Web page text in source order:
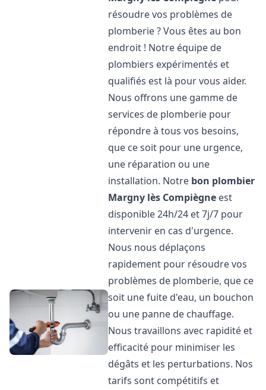
résoudre vos problèmes de
plomberie ? Vous êtes au bon
endroit ! Notre équipe de
plombiers expérimentés et
qualifiés est là pour vous aider.
Nous offrons une gamme de
services de plomberie pour
répondre à tous vos besoins,
que ce soit pour une urgence,
une réparation ou une
installation. Notre bon plombier
Margny lès Compiègne est
disponible 24h/24 et 7j/7 pour
intervenir en cas d'urgence.
Nous nous déplaçons
rapidement pour résoudre vos
problèmes de plomberie, que ce
soit une fuite d'eau, un bouchon
ou une panne de chauffage.
Nous travaillons avec rapidité et
efficacité pour minimiser les
dégâts et les perturbations. Nos
tarifs sont compétitifs et